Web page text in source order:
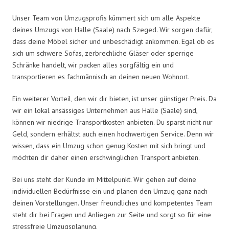
Unser Team von Umzugsprofis kümmert sich um alle Aspekte
deines Umzugs von Halle (Saale) nach Szeged. Wir sorgen dafür,
dass deine Möbel sicher und unbeschädigt ankommen. Egal ob es
sich um schwere Sofas, zerbrechliche Gläser oder sperrige
Schränke handelt, wir packen alles sorgfältig ein und
transportieren es fachmännisch an deinen neuen Wohnort.
Ein weiterer Vorteil, den wir dir bieten, ist unser günstiger Preis. Da
wir ein lokal ansässiges Unternehmen aus Halle (Saale) sind,
können wir niedrige Transportkosten anbieten. Du sparst nicht nur
Geld, sondern erhältst auch einen hochwertigen Service. Denn wir
wissen, dass ein Umzug schon genug Kosten mit sich bringt und
möchten dir daher einen erschwinglichen Transport anbieten.
Bei uns steht der Kunde im Mittelpunkt. Wir gehen auf deine
individuellen Bedürfnisse ein und planen den Umzug ganz nach
deinen Vorstellungen. Unser freundliches und kompetentes Team
steht dir bei Fragen und Anliegen zur Seite und sorgt so für eine
stressfreie Umzugsplanung.